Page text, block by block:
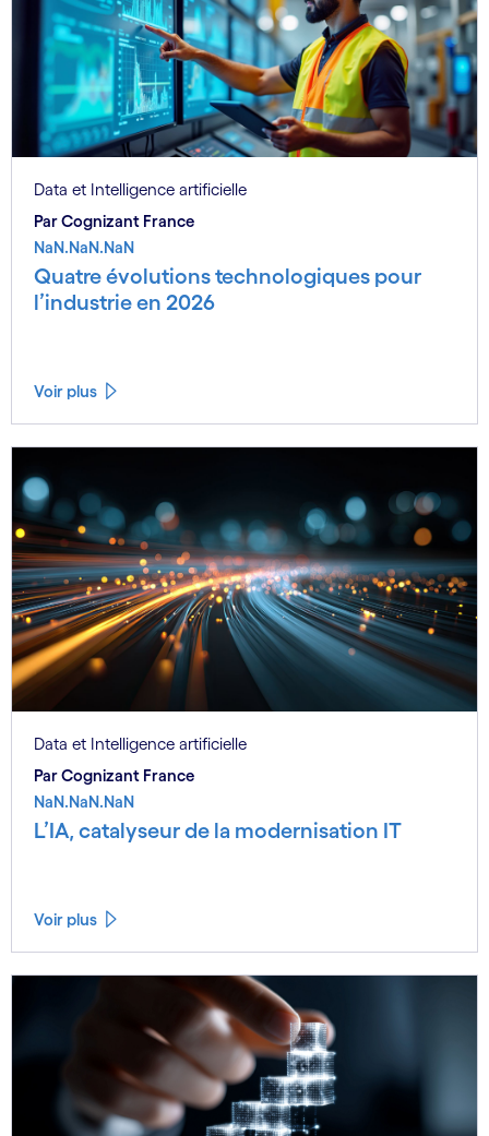
Data et Intelligence artificielle
Par Cognizant France
NaN.NaN.NaN
Quatre évolutions technologiques pour
l’industrie en 2026
Voir plus
Data et Intelligence artificielle
Par Cognizant France
NaN.NaN.NaN
L’IA, catalyseur de la modernisation IT
Voir plus